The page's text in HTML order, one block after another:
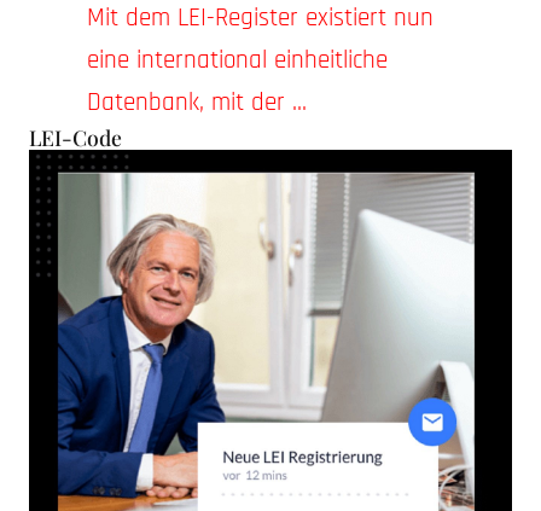
Mit dem LEI-Register existiert nun
eine international einheitliche
Datenbank, mit der ...
LEI-Code